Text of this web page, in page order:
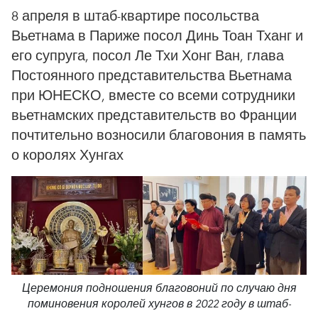
8 апреля в штаб-квартире посольства
Вьетнама в Париже посол Динь Тоан Тханг и
его супруга, посол Ле Тхи Хонг Ван, глава
Постоянного представительства Вьетнама
при ЮНЕСКО, вместе со всеми сотрудники
вьетнамских представительств во Франции
почтительно возносили благовония в память
о королях Хунгах
Церемония подношения благовоний по случаю дня
поминовения королей хунгов в 2022 году в штаб-